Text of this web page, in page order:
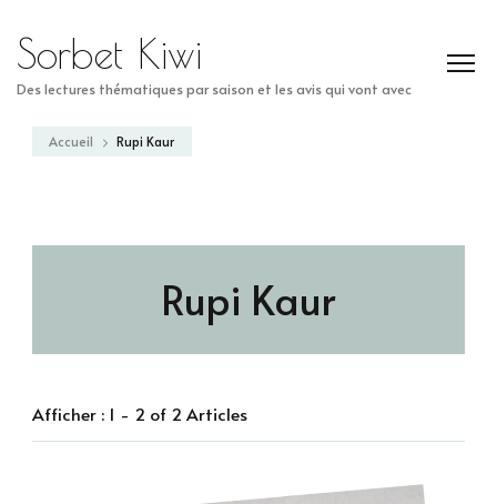
Sorbet Kiwi
Des lectures thématiques par saison et les avis qui vont avec
Accueil Rupi Kaur
Rupi Kaur
Afficher : 1 - 2 of 2 Articles